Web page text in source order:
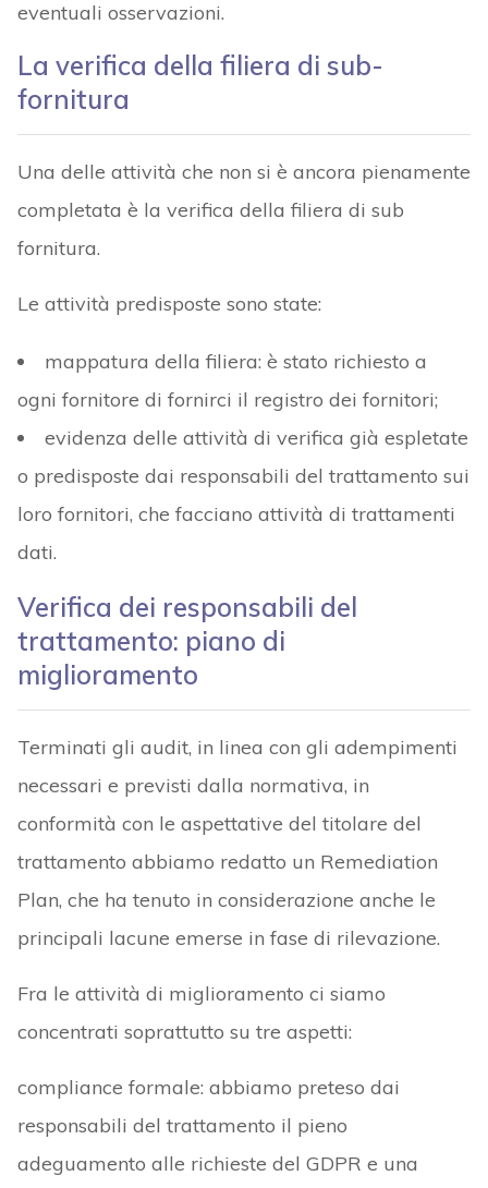
eventuali osservazioni.
La verifica della filiera di sub-
fornitura
Una delle attività che non si è ancora pienamente
completata è la verifica della filiera di sub
fornitura.
Le attività predisposte sono state:
mappatura della filiera: è stato richiesto a
ogni fornitore di fornirci il registro dei fornitori;
evidenza delle attività di verifica già espletate
o predisposte dai responsabili del trattamento sui
loro fornitori, che facciano attività di trattamenti
dati.
Verifica dei responsabili del
trattamento: piano di
miglioramento
Terminati gli audit, in linea con gli adempimenti
necessari e previsti dalla normativa, in
conformità con le aspettative del titolare del
trattamento abbiamo redatto un Remediation
Plan, che ha tenuto in considerazione anche le
principali lacune emerse in fase di rilevazione.
Fra le attività di miglioramento ci siamo
concentrati soprattutto su tre aspetti:
compliance formale: abbiamo preteso dai
responsabili del trattamento il pieno
adeguamento alle richieste del GDPR e una